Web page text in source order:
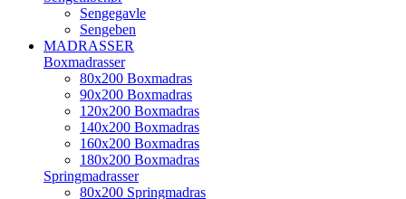
Sengegavle
Sengeben
MADRASSER
Boxmadrasser
80x200 Boxmadras
90x200 Boxmadras
120x200 Boxmadras
140x200 Boxmadras
160x200 Boxmadras
180x200 Boxmadras
Springmadrasser
80x200 Springmadras